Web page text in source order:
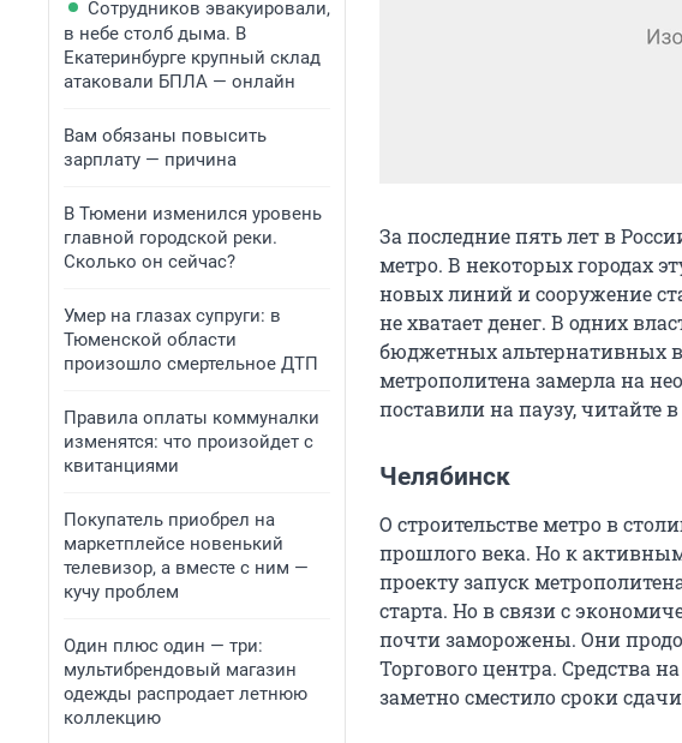
Сотрудников эвакуировали,
в небе столб дыма. В
Екатеринбурге крупный склад
атаковали БПЛА — онлайн
Вам обязаны повысить
зарплату — причина
В Тюмени изменился уровень
главной городской реки.
Сколько он сейчас?
Умер на глазах супруги: в
Тюменской области
произошло смертельное ДТП
Правила оплаты коммуналки
изменятся: что произойдет с
квитанциями
Покупатель приобрел на
маркетплейсе новенький
телевизор, а вместе с ним —
кучу проблем
Один плюс один — три:
мультибрендовый магазин
одежды распродает летнюю
коллекцию
За последние пять лет в
метро. В некоторых городах
новых линий и сооружение
не хватает денег. В одних
бюджетных альтернативных
метрополитена замерла на
поставили на паузу, читайте
Челябинск
О строительстве метро в
прошлого века. Но к
проекту запуск
старта. Но в связи с
почти заморожены. Они
Торгового центра. Средства
заметно сместило сроки